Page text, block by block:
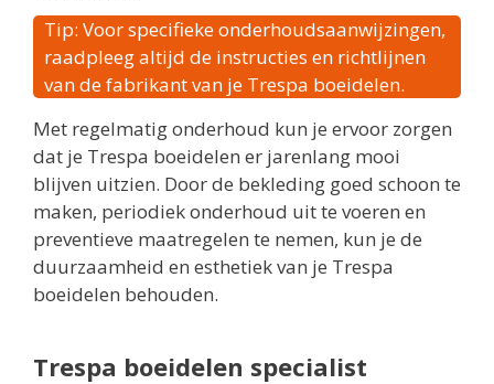
Tip: Voor specifieke onderhoudsaanwijzingen,
raadpleeg altijd de instructies en richtlijnen
van de fabrikant van je Trespa boeidelen.
Met regelmatig onderhoud kun je ervoor zorgen
dat je Trespa boeidelen er jarenlang mooi
blijven uitzien. Door de bekleding goed schoon te
maken, periodiek onderhoud uit te voeren en
preventieve maatregelen te nemen, kun je de
duurzaamheid en esthetiek van je Trespa
boeidelen behouden.
Trespa boeidelen specialist